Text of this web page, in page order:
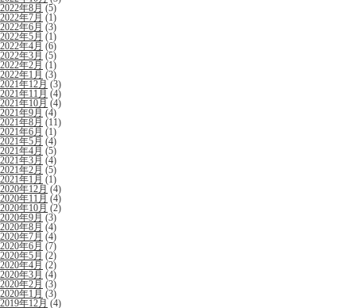
2022年8月 (5)
2022年7月 (1)
2022年6月 (3)
2022年5月 (1)
2022年4月 (6)
2022年3月 (5)
2022年2月 (1)
2022年1月 (3)
2021年12月(3)
2021年11月 (4)
2021年10月 (4)
2021年9月 (4)
2021年8月 (11)
2021年6月 (1)
2021年5月 (4)
2021年4月 (5)
2021年3月 (4)
2021年2月 (5)
2021年1月 (1)
2020年12月(4)
2020年11月 (4)
2020年10月 (2)
2020年9月 (3)
2020年8月 (4)
2020年7月 (4)
2020年6月 (7)
2020年5月 (2)
2020年4月 (2)
2020年3月 (4)
2020年2月 (3)
2020年1月 (3)
2019年12月(4)